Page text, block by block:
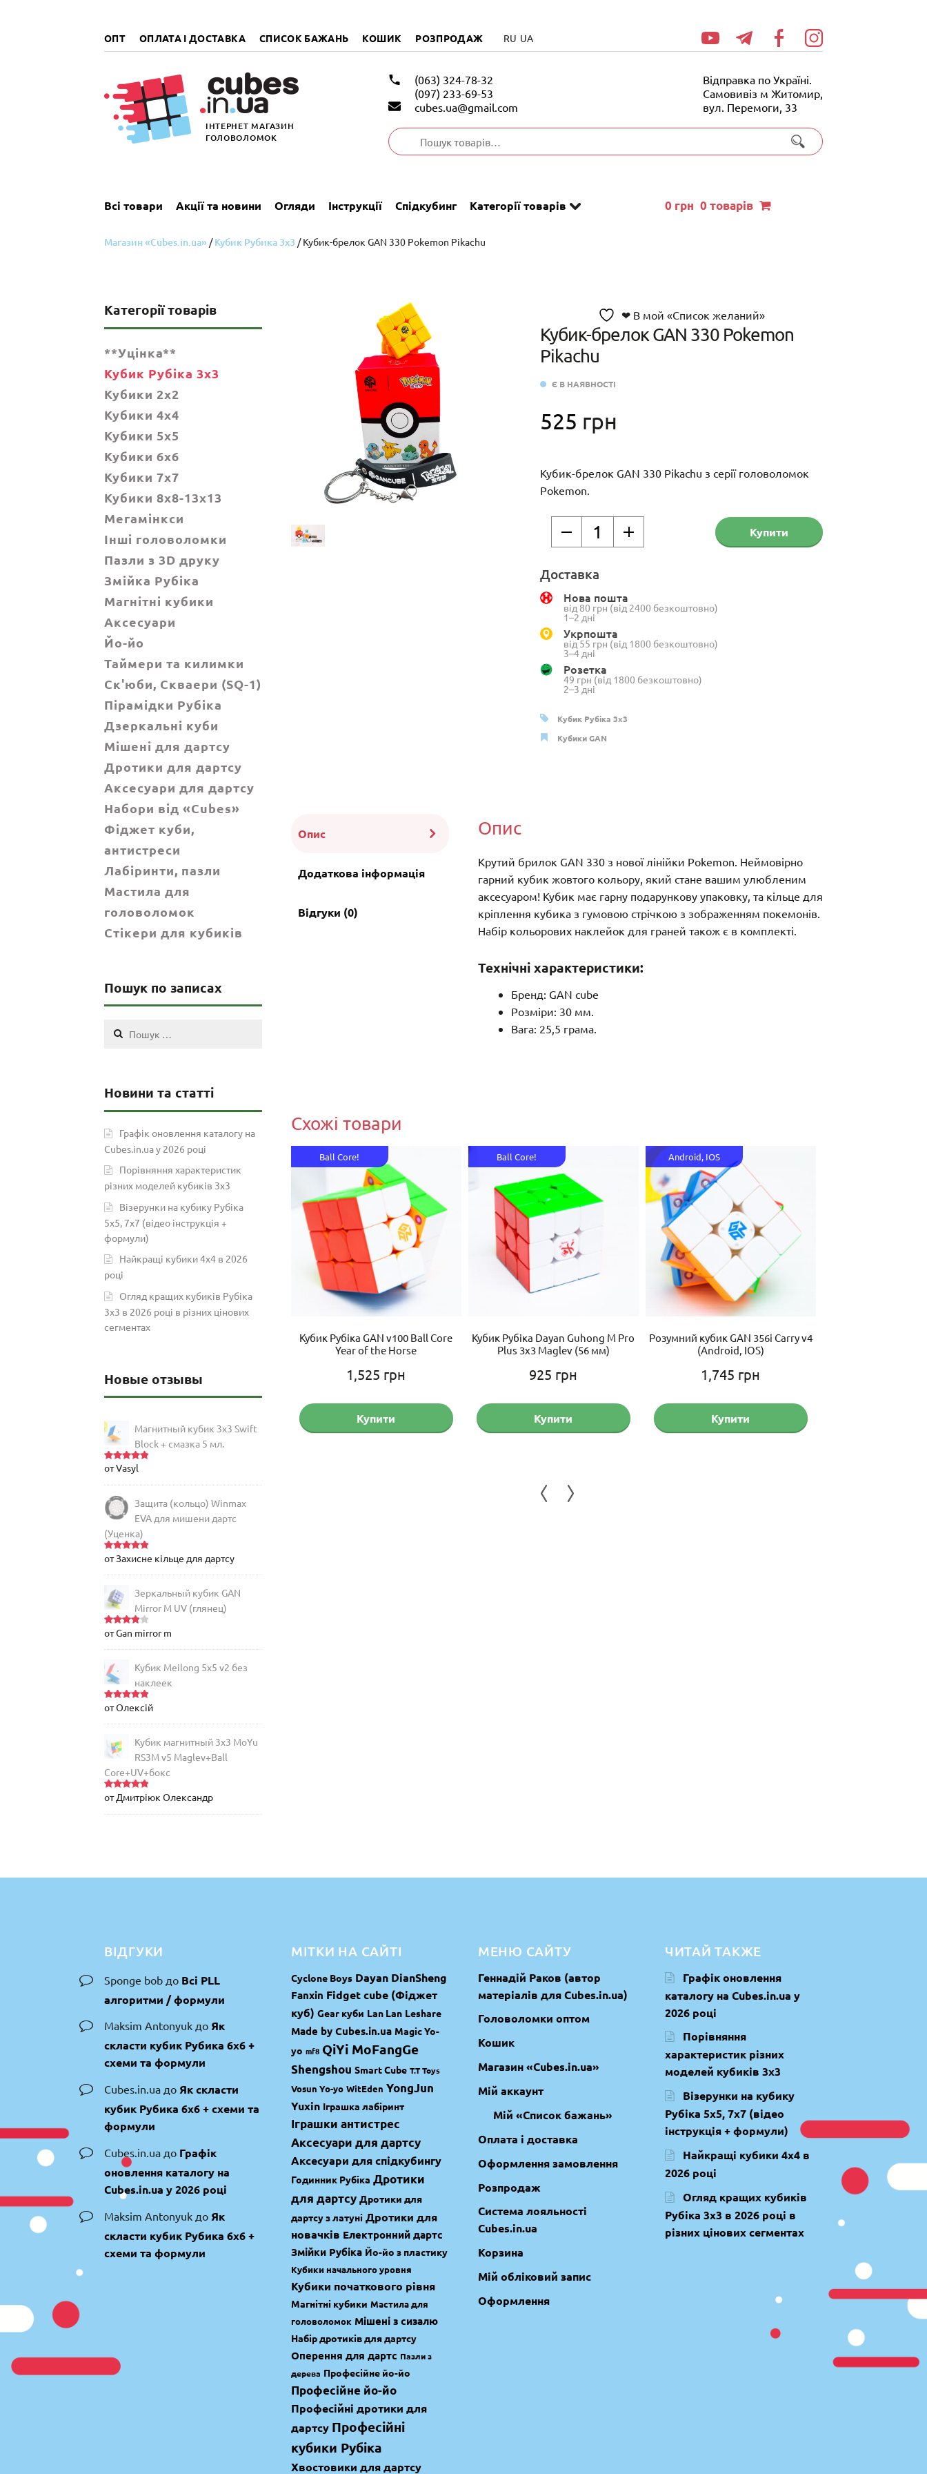
ОПТ ОПЛАТА І ДОСТАВКА СПИСОК БАЖАНЬ КОШИК РОЗПРОДАЖ RU UA
ІНТЕРНЕТ МАГАЗИН
ГОЛОВОЛОМОК
(063) 324-78-32
(097) 233-69-53
cubes.ua@gmail.com
Відправка по Україні.
Самовивіз м Житомир,
вул. Перемоги, 33
Шукати:
Всі товари Акції та новини Огляди Інструкції Спідкубинг Категорії товарів 0 грн 0 товарів
Магазин «Cubes.in.ua» /Кубик Рубика 3x3 / Кубик-брелок GAN 330 Pokemon Pikachu
❤ В мой «Список желаний»
Кубик-брелок GAN 330 Pokemon
Pikachu
Є В НАЯВНОСТІ
525 грн
Кубик-брелок GAN 330 Pikachu з серії головоломок
Pokemon.
330
Pokemon
Pikachu
кількість
Купити
Доставка
Нова пошта
від 80 грн (від 2400 безкоштовно)
1–2 дні
Укрпошта
від 55 грн (від 1800 безкоштовно)
3–4 дні
Розетка
49 грн (від 1800 безкоштовно)
2–3 дні
Кубик Рубіка 3x3
Кубики GAN
Опис
Додаткова інформація
Відгуки (0)
Опис
Крутий брилок GAN 330 з нової лінійки Pokemon. Неймовірно
гарний кубик жовтого кольору, який стане вашим улюбленим
аксесуаром! Кубик має гарну подарункову упаковку, та кільце для
кріплення кубика з гумовою стрічкою з зображенням покемонів.
Набір кольорових наклейок для граней також є в комплекті.
Технічні характеристики:
Бренд: GAN cube
Розміри: 30 мм.
Вага: 25,5 грама.
Схожі товари
4,575грнОригінальна
ціна:
4,575 грн.
4,075грн
Поточна
ціна:
Android IOS
Купити
Кубик Рубіка GAN v100 Ball Core
Year of the Horse
1,525 грн
Ball Core!
Купити
Кубик Рубіка Dayan Guhong M Pro
Plus 3х3 Maglev (56 мм)
925 грн
Ball Core!
Купити
Розумний кубик GAN 356i Carry v4
(Android, IOS)
1,745 грн
Android, IOS
Купити
Категорії товарів
**Уцінка**
Кубик Рубіка 3x3
Кубики 2x2
Кубики 4x4
Кубики 5x5
Кубики 6х6
Кубики 7х7
Кубики 8x8-13x13
Мегамінкси
Інші головоломки
Пазли з 3D друку
Змійка Рубіка
Магнітні кубики
Аксесуари
Йо-йо
Таймери та килимки
Ск'юби, Cкваери (SQ-1)
Пірамідки Рубіка
Дзеркальні куби
Мішені для дартсу
Дротики для дартсу
Аксесуари для дартсу
Набори від «Cubes»
Фіджет куби,
антистреси
Лабіринти, пазли
Мастила для
головоломок
Стікери для кубиків
Пошук по записах
Пошук:
Новини та статті
Графік оновлення каталогу на
Cubes.in.ua у 2026 році
Порівняння характеристик
різних моделей кубиків 3х3
Візерунки на кубику Рубіка
5х5, 7х7 (відео інструкція +
формули)
Найкращі кубики 4х4 в 2026
році
Огляд кращих кубиків Рубіка
3х3 в 2026 році в різних цінових
сегментах
Новые отзывы
Магнитный кубик 3х3 Swift
Block + смазка 5 мл.
Оценка
от Vasyl
Защита (кольцо) Winmax
EVA для мишени дартс
(Уценка)
Оценка5
от Захисне кільце для дартсу
Зеркальный кубик GAN
Mirror M UV (глянец)
Оценка
от Gan mirror m
Кубик Meilong 5x5 v2 без
наклеек
Оценка5
от Олексій
Кубик магнитный 3х3 MoYu
RS3M v5 Maglev+Ball
Core+UV+бокс
Оценка5
от Дмитріюк Олександр
ВІДГУКИ
Sponge bobдо Всі PLL
алгоритми / формули
Maksim Antonyukдо Як
скласти кубик Рубика 6х6 +
схеми та формули
Cubes.in.uaдо Як скласти
кубик Рубика 6х6 + схеми та
формули
Cubes.in.uaдо Графік
оновлення каталогу на
Cubes.in.ua у 2026 році
Maksim Antonyukдо Як
скласти кубик Рубика 6х6 +
схеми та формули
МІТКИ НА САЙТІ
Cyclone Boys Dayan DianSheng
Fanxin Fidget cube (Фіджет
куб) Gear куби Lan Lan Leshare
Made by Cubes.in.ua Magic Yo-
yo mf8 QiYi MoFangGe
Shengshou Smart Cube T.T Toys
Vosun Yo-yo WitEden YongJun
Yuxin Іграшка лабіринт
Іграшки антистрес
Аксесуари для дартсу
Аксесуари для спідкубингу
Годинник Рубіка Дротики
для дартсу Дротики для
дартсу з латуні Дротики для
новачків Електронний дартс
Змійки Рубіка Йо-йо з пластику
Кубики начального уровня
Кубики початкового рівня
Магнітні кубики Мастила для
головоломок Мішені з сизалю
Набір дротиків для дартсу
Оперення для дартс Пазли з
дерева Професійне йо-йо
Професійне йо-йо
Професійні дротики для
дартсу Професійні
кубики Рубіка
Хвостовики для дартсу
МЕНЮ САЙТУ
Геннадій Раков (автор
матеріалів для Cubes.in.ua)
Головоломки оптом
Кошик
Магазин «Cubes.in.ua»
Мій аккаунт
Мій «Список бажань»
Оплата і доставка
Оформлення замовлення
Розпродаж
Система лояльності
Cubes.in.ua
Корзина
Мій обліковий запис
Оформлення
ЧИТАЙ ТАКЖЕ
Графік оновлення
каталогу на Cubes.in.ua у
2026 році
Порівняння
характеристик різних
моделей кубиків 3х3
Візерунки на кубику
Рубіка 5х5, 7х7 (відео
інструкція + формули)
Найкращі кубики 4х4 в
2026 році
Огляд кращих кубиків
Рубіка 3х3 в 2026 році в
різних цінових сегментах